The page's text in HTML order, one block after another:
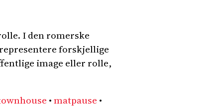
I den romerske
forskjellige
image eller rolle,
•matpause •